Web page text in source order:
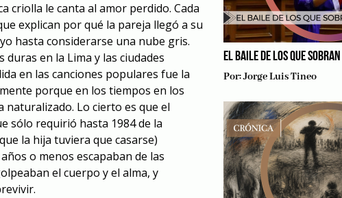
criolla le canta al amor perdido. Cada
explican por qué la pareja llegó a su
hasta considerarse una nube gris.
en la Lima y las ciudades
en las canciones populares fue la
porque en los tiempos en los
naturalizado. Lo cierto es que el
sólo requirió hasta 1984 de la
la hija tuviera que casarse)
o menos escapaban de las
el cuerpo y el alma, y
EL BAILE DE LOS QUE SOBRAN
Por:Jorge Luis Tineo